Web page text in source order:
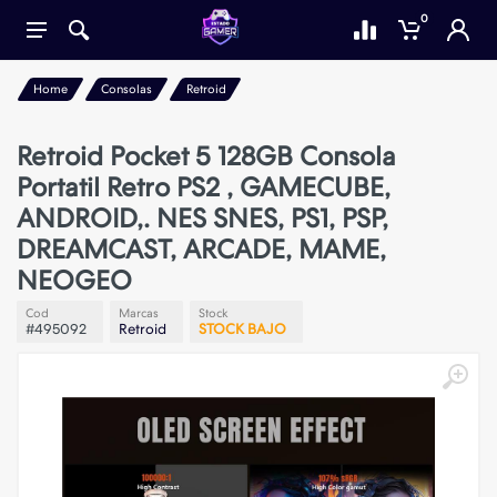
0
Home Consolas Retroid
Retroid Pocket 5 128GB Consola
Portatil Retro PS2 , GAMECUBE,
ANDROID,. NES SNES, PS1, PSP,
DREAMCAST, ARCADE, MAME,
NEOGEO
Cod
#495092
Marcas
Retroid
Stock
STOCK BAJO